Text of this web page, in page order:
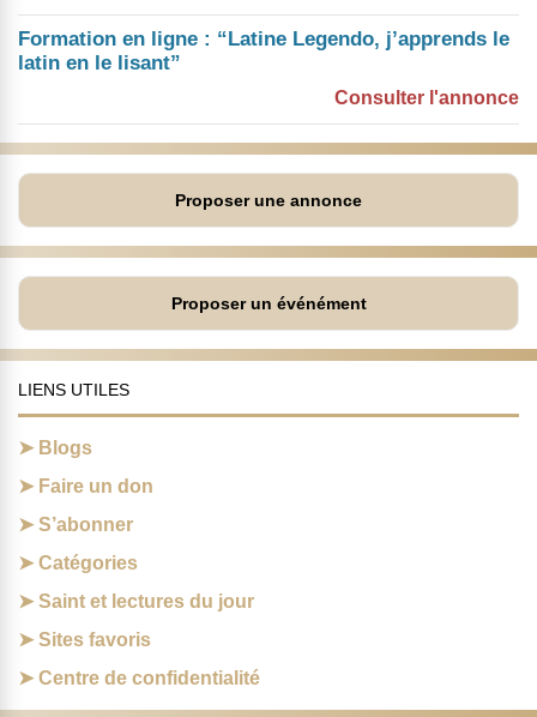
Formation en ligne : “Latine Legendo, j’apprends le
latin en le lisant”
Consulter l'annonce
Proposer une annonce
Proposer un événément
LIENS UTILES
Blogs
Faire un don
S’abonner
Catégories
Saint et lectures du jour
Sites favoris
Centre de confidentialité